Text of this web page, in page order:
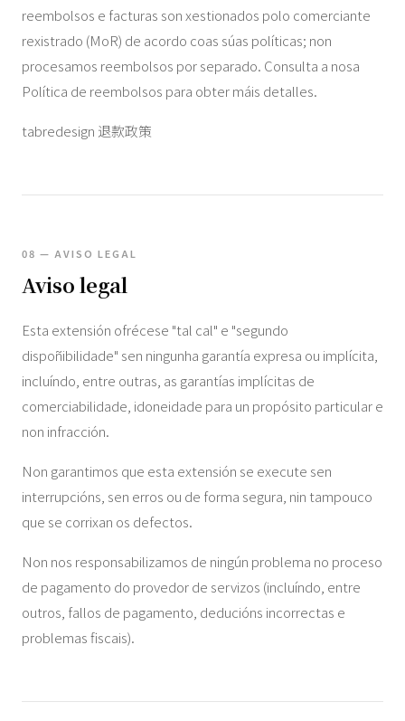
reembolsos e facturas son xestionados polo comerciante
rexistrado (MoR) de acordo coas súas políticas; non
procesamos reembolsos por separado. Consulta a nosa
Política de reembolsos para obter máis detalles.
tabredesign 退款政策
08 — AVISO LEGAL
Aviso legal
Esta extensión ofrécese "tal cal" e "segundo
dispoñibilidade" sen ningunha garantía expresa ou implícita,
incluíndo, entre outras, as garantías implícitas de
comerciabilidade, idoneidade para un propósito particular e
non infracción.
Non garantimos que esta extensión se execute sen
interrupcións, sen erros ou de forma segura, nin tampouco
que se corrixan os defectos.
Non nos responsabilizamos de ningún problema no proceso
de pagamento do provedor de servizos (incluíndo, entre
outros, fallos de pagamento, deducións incorrectas e
problemas fiscais).